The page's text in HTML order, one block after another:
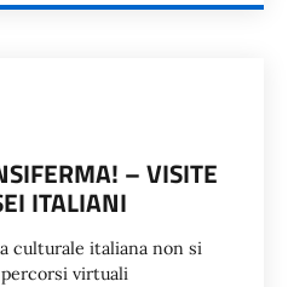
– VISITE
ITALIANI
culturale italiana non si
virtuali